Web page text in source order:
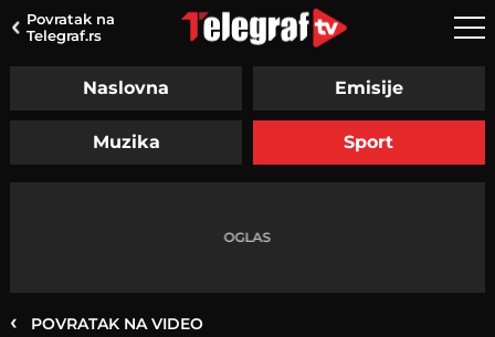
Povratak na
Telegraf.rs
Naslovna Emisije
Muzika Sport
‹ POVRATAK NA VIDEO